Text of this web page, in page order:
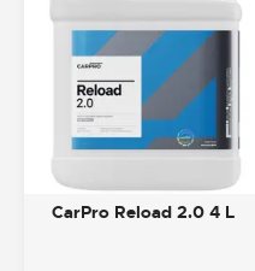
CarPro Reload 2.0 4 L